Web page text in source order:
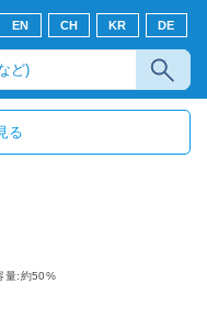
EN CH KR DE
る
量:約50%